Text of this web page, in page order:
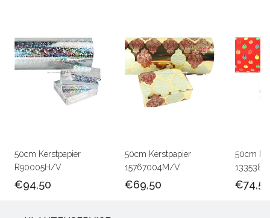
50cm Kerstpapier
R90005H/V
€94,50
50cm Kerstpapier
15767004M/V
€69,50
50cm
€74,50